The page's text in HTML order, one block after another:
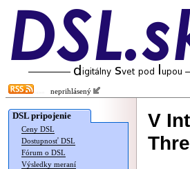
neprihlásený
DSL pripojenie
Ceny DSL
Dostupnosť DSL
Fórum o DSL
Výsledky meraní
V